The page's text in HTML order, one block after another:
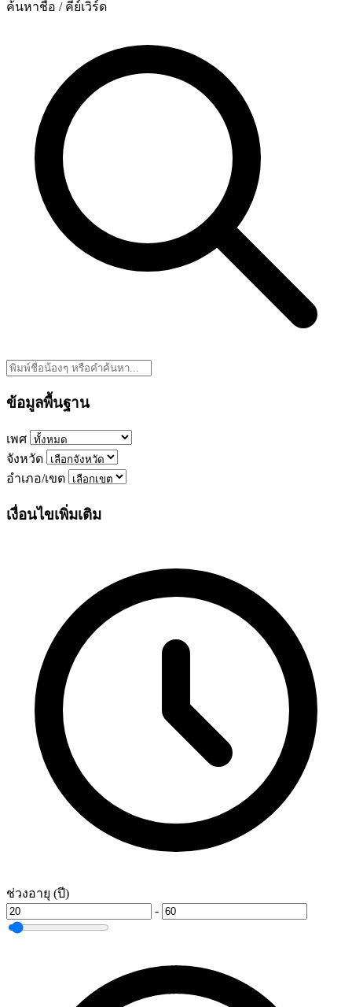
ค้นหาชื่อ / คีย์เวิร์ด
ข้อมูลพื้นฐาน
เพศ
จังหวัด
อำเภอ/เขต
เงื่อนไขเพิ่มเติม
ช่วงอายุ (ปี)
-